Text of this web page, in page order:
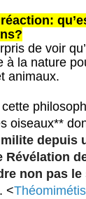
de voir
à la nature
animaux.
cette
oiseaux**
depuis
Révélation
non pas
. <